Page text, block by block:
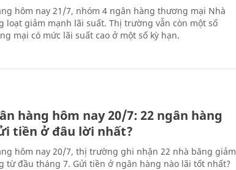
hôm nay 21/7, nhóm 4 ngân hàng thương mại Nhà
loạt giảm mạnh lãi suất. Thị trường vẫn còn một số
mại có mức lãi suất cao ở một số kỳ hạn.
hàng hôm nay 20/7: 22 ngân hàng
tiền ở đâu lời nhất?
hôm nay 20/7, thị trường ghi nhận 22 nhà băng giảm
từ đầu tháng 7. Gửi tiền ở ngân hàng nào lãi tốt nhất?